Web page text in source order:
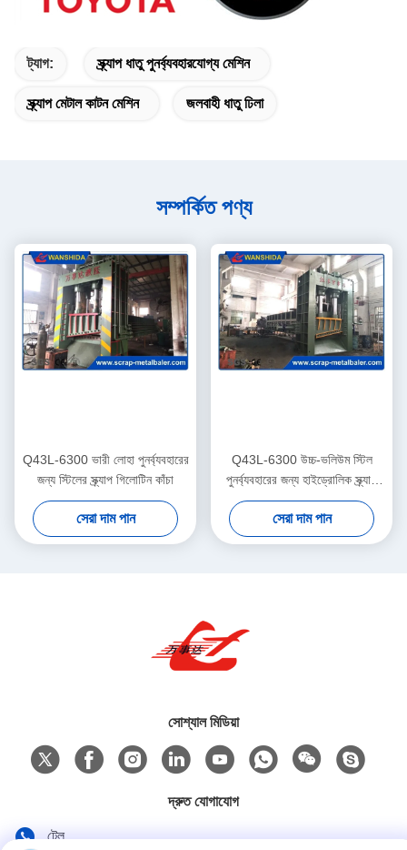
ট্যাগ: স্ক্র্যাপ ধাতু পুনর্ব্যবহারযোগ্য মেশিন
স্ক্র্যাপ মেটাল কাটন মেশিন জলবাহী ধাতু ঢিলা
সম্পর্কিত পণ্য
Q43L-6300 ভারী লোহা পুনর্ব্যবহারের
জন্য স্টিলের স্ক্র্যাপ গিলোটিন কাঁচা
সেরা দাম পান
Q43L-6300 উচ্চ-ভলিউম স্টিল
পুনর্ব্যবহারের জন্য হাইড্রোলিক স্ক্র্যাপ
গ্যান্ট্রি শেয়ার
সেরা দাম পান
সোশ্যাল মিডিয়া
দ্রুত যোগাযোগ
টেল